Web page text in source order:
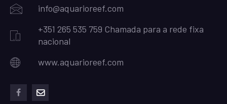
info@aquarioreef.com
+351 265 535 759 Chamada para a rede fixa
nacional
www.aquarioreef.com